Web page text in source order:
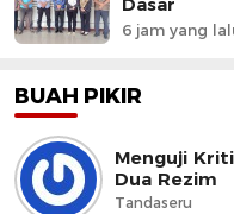
6 jam yang
BUAH PIKIR
Menguji
Dua Rezim
Tandaseru